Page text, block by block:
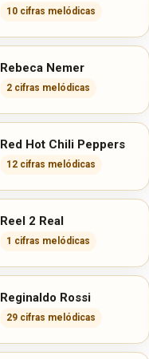
10 cifras melódicas
Rebeca Nemer
2 cifras melódicas
Red Hot Chili Peppers
12 cifras melódicas
Reel 2 Real
1 cifras melódicas
Reginaldo Rossi
29 cifras melódicas